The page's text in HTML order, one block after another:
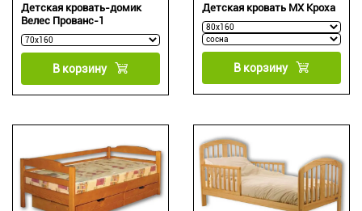
Детская кровать-домик
Велес Прованс-1
В корзину
Детская кровать МХ Кроха
В корзину